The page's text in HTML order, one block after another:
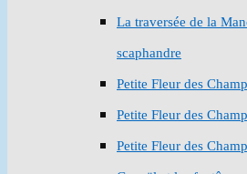
La traversée de la
scaphandre
Petite Fleur des
Petite Fleur des
Petite Fleur des